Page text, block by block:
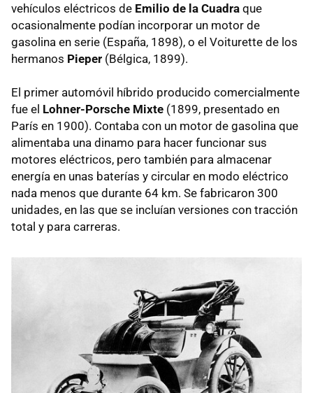
vehículos eléctricos de Emilio de la Cuadra que
ocasionalmente podían incorporar un motor de
gasolina en serie (España, 1898), o el Voiturette de los
hermanos Pieper (Bélgica, 1899).
El primer automóvil híbrido producido comercialmente
fue el Lohner-Porsche Mixte (1899, presentado en
París en 1900). Contaba con un motor de gasolina que
alimentaba una dinamo para hacer funcionar sus
motores eléctricos, pero también para almacenar
energía en unas baterías y circular en modo eléctrico
nada menos que durante 64 km. Se fabricaron 300
unidades, en las que se incluían versiones con tracción
total y para carreras.